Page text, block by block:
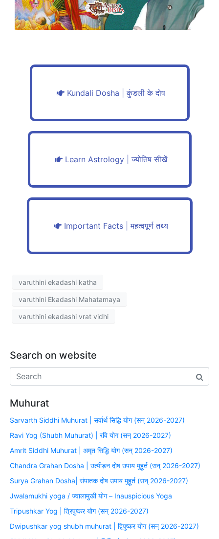
Kundali Dosha | कुंडली के दोष
Learn Astrology | ज्योतिष सीखें
Important Facts | महत्वपूर्ण तथ्य
varuthini ekadashi katha
varuthini Ekadashi Mahatamaya
varuthini ekadashi vrat vidhi
Search on website
Muhurat
Sarvarth Siddhi Muhurat | सर्वार्थ सिद्धि योग (सन् 2026-2027)
Ravi Yog (Shubh Muhurat) | रवि योग (सन् 2026-2027)
Amrit Siddhi Muhurat | अमृत सिद्धि योग (सन् 2026-2027)
Chandra Grahan Dosha | उत्पीड़न दोष उपाय मुहूर्त (सन् 2026-2027)
Surya Grahan Dosha| संपातक दोष उपाय मुहूर्त (सन् 2026-2027)
Jwalamukhi yoga / ज्वालामुखी योग – Inauspicious Yoga
Tripushkar Yog | त्रिपुष्कर योग (सन् 2026-2027)
Dwipushkar yog shubh muhurat | द्विपुष्कर योग (सन् 2026-2027)